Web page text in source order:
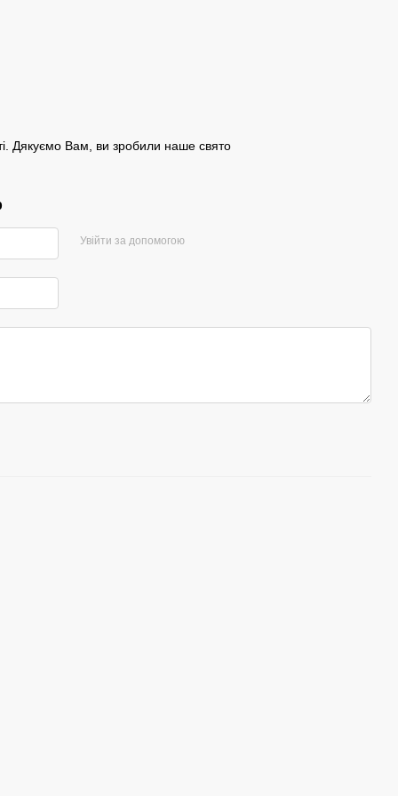
Дякуємо Вам, ви зробили наше свято
Увійти за допомогою